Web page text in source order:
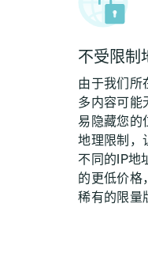
不受限制
由于我们所
多内容可能
易隐藏您的
地理限制，
不同的IP地
的更低价格
稀有的限量